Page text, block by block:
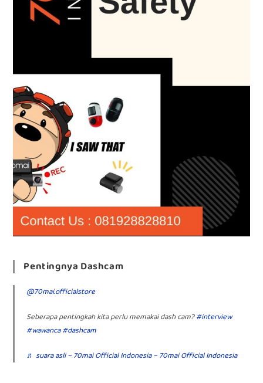
Pentingnya Dashcam
@70mai.officialstore
Seberapa pentingkah kita perlu memakai dash cam?#interview
#wawanca#dashcam
♬ suara asli – 70mai Official Indonesia – 70mai Official Indonesia